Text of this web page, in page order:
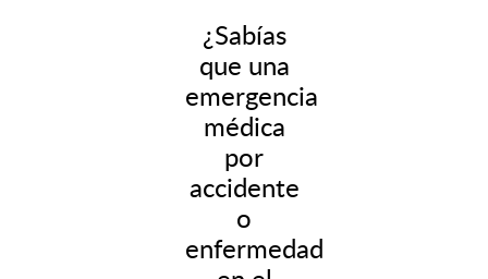
¿Sabías
que una
emergencia
médica
por
accidente
o
enfermedad